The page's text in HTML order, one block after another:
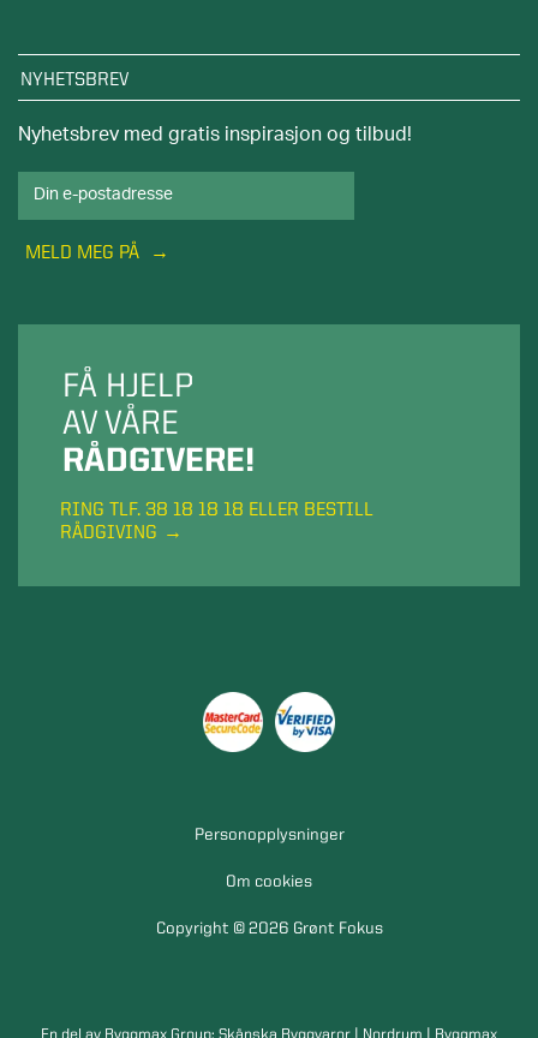
NYHETSBREV
Nyhetsbrev med gratis inspirasjon og tilbud!
MELD MEG PÅ
FÅ HJELP
AV VÅRE
RÅDGIVERE!
RING TLF. 38 18 18 18 ELLER BESTILL
RÅDGIVING
Personopplysninger
Om cookies
Copyright © 2026 Grønt Fokus
En del av Byggmax Group: Skånska Byggvaror | Nordrum | Byggmax